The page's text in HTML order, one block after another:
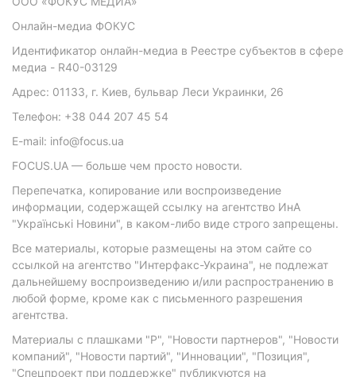
Онлайн-медиа ФОКУС
Идентификатор онлайн-медиа в Реестре субъектов в сфере
медиа - R40-03129
Адрес: 01133, г. Киев, бульвар Леси Украинки, 26
Телефон: +38 044 207 45 54
E-mail: info@focus.ua
FOCUS.UA — больше чем просто новости.
Перепечатка, копирование или воспроизведение
информации, содержащей ссылку на агентство ИнА
"Українські Новини", в каком-либо виде строго запрещены.
Все материалы, которые размещены на этом сайте со
ссылкой на агентство "Интерфакс-Украина", не подлежат
дальнейшему воспроизведению и/или распространению в
любой форме, кроме как с письменного разрешения
агентства.
Материалы с плашками "Р", "Новости партнеров", "Новости
компаний", "Новости партий", "Инновации", "Позиция",
"Спецпроект при поддержке" публикуются на